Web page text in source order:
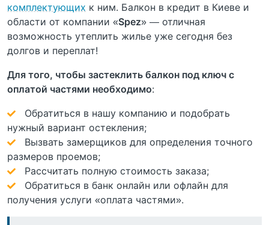
комплектующих к ним. Балкон в кредит в Киеве и
области от компании «Spez» — отличная
возможность утеплить жилье уже сегодня без
долгов и переплат!
Для того, чтобы застеклить балкон под ключ с
оплатой частями необходимо:
Обратиться в нашу компанию и подобрать
нужный вариант остекления;
Вызвать замерщиков для определения точного
размеров проемов;
Рассчитать полную стоимость заказа;
Обратиться в банк онлайн или офлайн для
получения услуги «оплата частями».